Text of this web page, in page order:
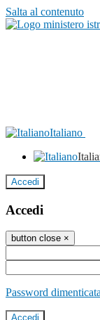
Salta al contenuto
Italiano
Accedi
Accedi
button close ×
Password